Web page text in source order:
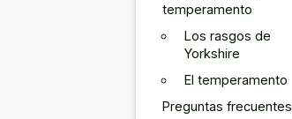
temperamento
Los rasgos de
Yorkshire
El temperamento
Preguntas frecuentes